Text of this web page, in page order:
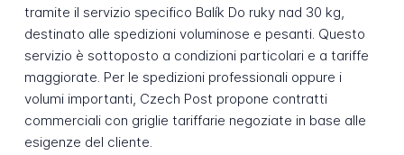
tramite il servizio specifico Balík Do ruky nad 30 kg,
destinato alle spedizioni voluminose e pesanti. Questo
servizio è sottoposto a condizioni particolari e a tariffe
maggiorate. Per le spedizioni professionali oppure i
volumi importanti, Czech Post propone contratti
commerciali con griglie tariffarie negoziate in base alle
esigenze del cliente.